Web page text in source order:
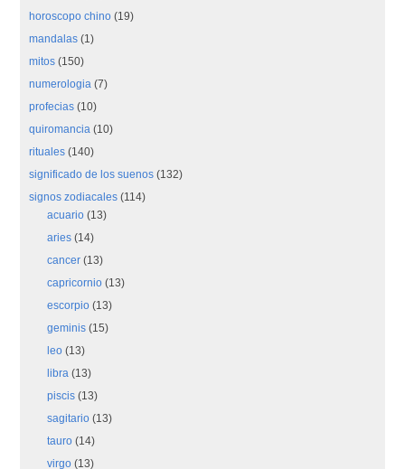
horoscopo chino (19)
mandalas (1)
mitos (150)
numerologia (7)
profecias (10)
quiromancia (10)
rituales (140)
significado de los suenos (132)
signos zodiacales (114)
acuario (13)
aries (14)
cancer (13)
capricornio (13)
escorpio (13)
geminis (15)
leo (13)
libra (13)
piscis (13)
sagitario (13)
tauro (14)
virgo (13)